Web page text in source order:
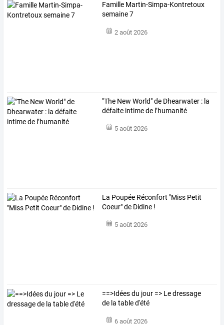
Famille Martin-Simpa-Kontretoux
semaine 7
2 août 2026
"The New World" de Dhearwater : la
défaite intime de l’humanité
5 août 2026
La Poupée Réconfort "Miss Petit
Coeur" de Didine !
5 août 2026
==>Idées du jour => Le dressage
de la table d'été
6 août 2026